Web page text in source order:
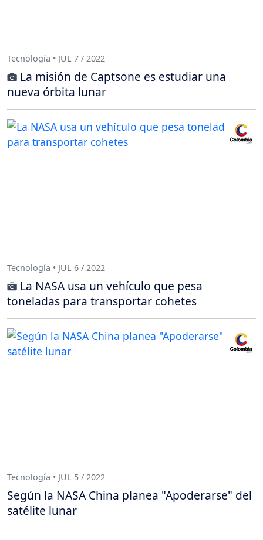
Tecnología • JUL 7 / 2022
La misión de Captsone es estudiar una
nueva órbita lunar
Tecnología • JUL 6 / 2022
La NASA usa un vehículo que pesa
toneladas para transportar cohetes
Tecnología • JUL 5 / 2022
Según la NASA China planea "Apoderarse" del
satélite lunar